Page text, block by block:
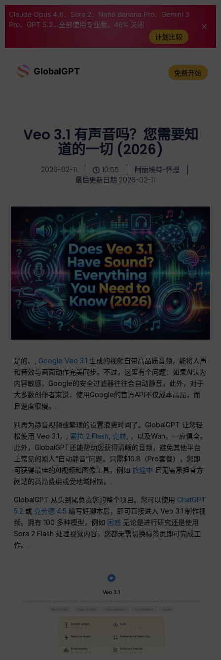
Claude Opus 4.6、Sora 2、Nano Banana Pro、Gemini 3
Pro、GPT 5.2...全部使用专业版。46% 关闭
计划比较
GlobalGPT 免费开始
Veo 3.1 有声音吗？您需要知
道的一切 (2026)
2026-02-11 10:55
阿丽埃特-怀恩
最后更新日期 2026-02-11
是的、, Google Veo 3.1 生成的视频自带高品质音频，能将人声
和音效与画面动作完美同步。不过，这里有个问题：如果AI认为
内容敏感，Google的安全过滤器往往会自动静音。此外，对于
大多数创作者来说，使用Google的官方API不仅成本高昂，而
且速度很慢。.
别再为静音视频或繁琐的设置浪费时间了。GlobalGPT 让您轻
松使用 Veo 3.1，, 索拉 2 Flash 克林 , ，以及Wan，一应俱全。
此外，GlobalGPT还能帮助您获得清晰的音频，避免其他平台
上常见的烦人“自动静音”问题。只需$10.8（Pro套餐），您即
可获得最佳的AI视频和图像工具，例如 旅途中 且无需承担官方
网站的高昂费用或受地域限制。.
GlobalGPT 从头到尾负责您的整个项目。您可以使用 ChatGPT
5.2 或 克劳德 4.5 编写好脚本后，即可直接进入 Veo 3.1 制作视
频。拥有 100 多种模型，例如 困惑 无论是进行研究还是使用
Sora 2 Flash 处理视觉内容，您都无需切换标签页即可完成工
作。.